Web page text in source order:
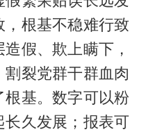
根基不稳难行致
假、欺上瞒下，
裂党群干群血肉
基。数字可以粉
久发展；报表可